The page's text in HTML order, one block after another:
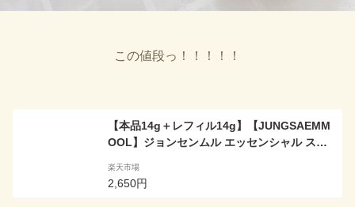
この値段っ！！！！！
【本品14g＋レフィル14g】【JUNGSAEMM
OOL】ジョンセンムル エッセンシャル スキ
ション レフィル カバー力 ロングウェア クッ
ション 下地 ベースメイク 詰替え 詰め替え レ
楽天市場
2,650円